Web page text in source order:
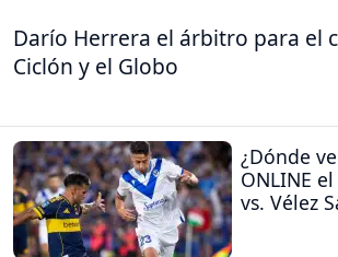
Darío Herrera el árbitro para el
Ciclón y el Globo
¿Dónde
ONLINE
vs. Vélez